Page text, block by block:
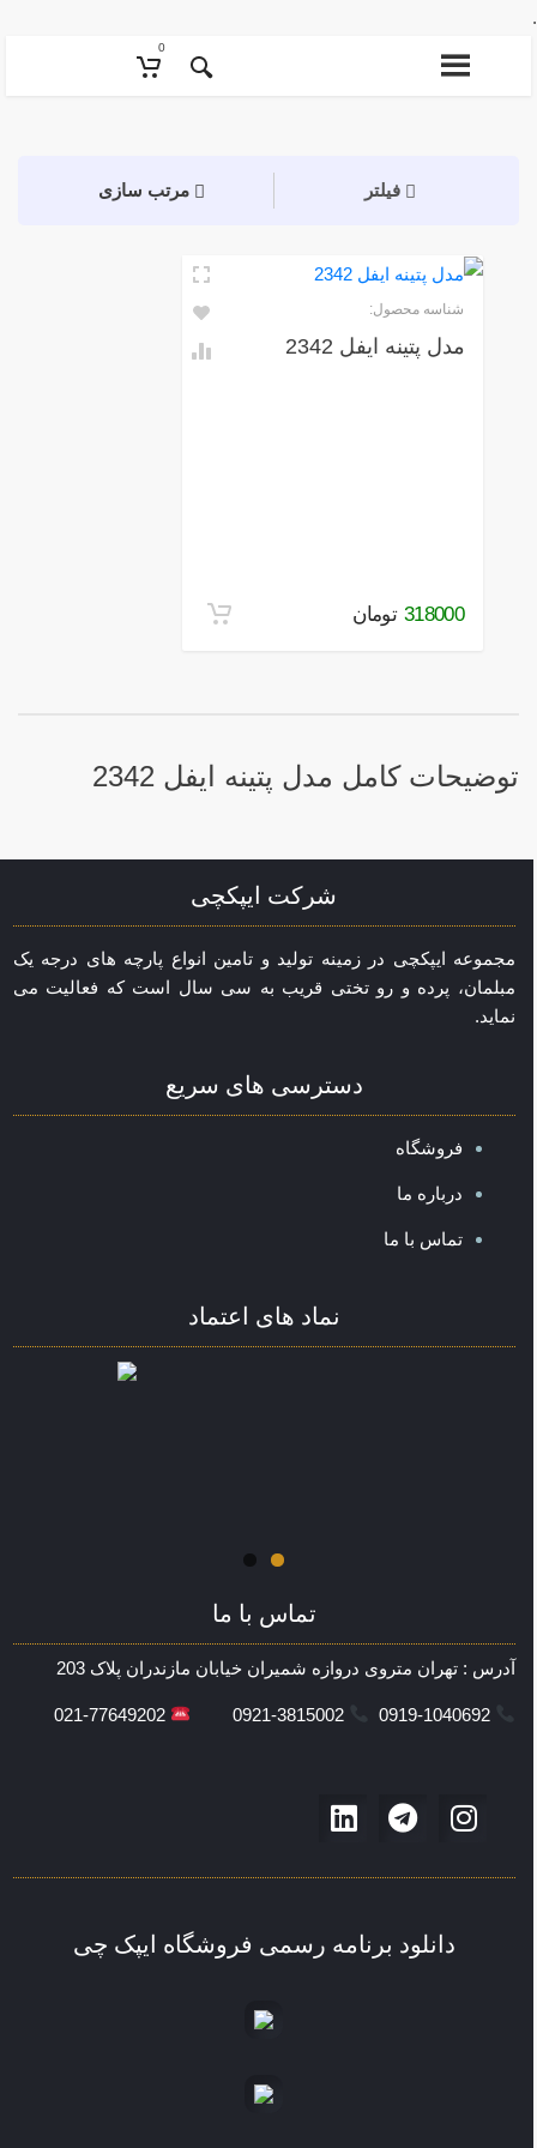
0
فیلتر مرتب سازی
شناسه محصول:
مدل پتینه ایفل 2342
318000 تومان
توضیحات کامل مدل پتینه ایفل 2342
شرکت ایپکچی
مجموعه ایپکچی در زمینه تولید و تامین انواع پارچه های درجه یک
مبلمان، پرده و رو تختی قریب به سی سال است که فعالیت می
نماید.
دسترسی های سریع
فروشگاه
درباره ما
تماس با ما
نماد های اعتماد
تماس با ما
آدرس : تهران متروی دروازه شمیران خیابان مازندران پلاک 203
021-77649202
دانلود برنامه رسمی فروشگاه ایپک چی